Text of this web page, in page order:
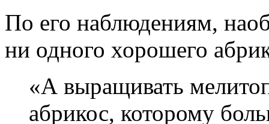
По его наблюдениям,
ни одного хорошего
«А выращивать
абрикос, которому